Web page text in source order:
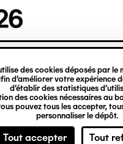
des cookies déposés par le
d’améliorer votre expérience
d’établir des statistiques
des cookies nécessaires au
pouvez tous les accepter,
personnaliser le dépôt.
Tout accepter Tout